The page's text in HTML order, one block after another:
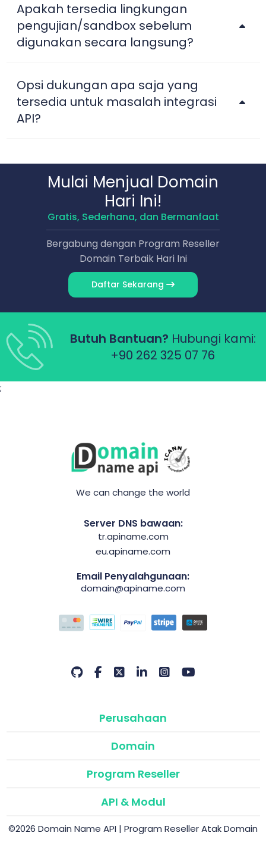
Apakah tersedia lingkungan
pengujian/sandbox sebelum
digunakan secara langsung?
Opsi dukungan apa saja yang
tersedia untuk masalah integrasi
API?
Mulai Menjual Domain
Hari Ini!
Gratis, Sederhana, dan Bermanfaat
Bergabung dengan Program Reseller
Domain Terbaik Hari Ini
Daftar Sekarang
Butuh Bantuan? Hubungi kami:
+90 262 325 07 76
;
We can change the world
Server DNS bawaan:
tr.apiname.com
eu.apiname.com
Email Penyalahgunaan:
domain@apiname.com
Perusahaan
Domain
Program Reseller
API & Modul
©2026 Domain Name API | Program Reseller Atak Domain